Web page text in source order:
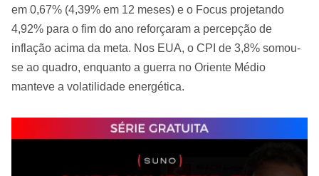
em 0,67% (4,39% em 12 meses) e o Focus projetando
4,92% para o fim do ano reforçaram a percepção de
inflação acima da meta. Nos EUA, o CPI de 3,8% somou-
se ao quadro, enquanto a guerra no Oriente Médio
manteve a volatilidade energética.